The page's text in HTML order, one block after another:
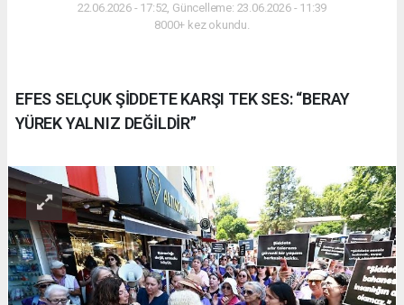
22.06.2026 - 17:52, Güncelleme: 23.06.2026 - 11:39
8000+ kez okundu.
EFES SELÇUK ŞİDDETE KARŞI TEK SES: “BERAY
YÜREK YALNIZ DEĞİLDİR”